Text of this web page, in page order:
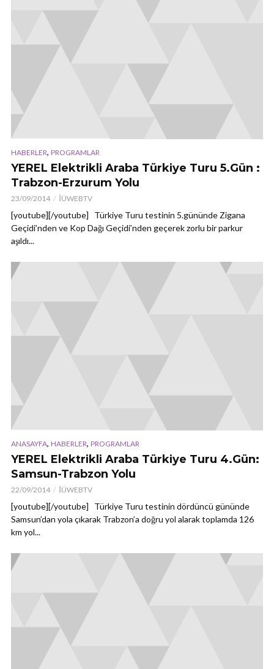
HABERLER, PROGRAMLAR
YEREL Elektrikli Araba Türkiye Turu 5.Gün :
Trabzon-Erzurum Yolu
23/09/2014 İÜWEBTV
[youtube][/youtube] Türkiye Turu testinin 5.gününde Zigana
Geçidi’nden ve Kop Dağı Geçidi’nden geçerek zorlu bir parkur
aşıldı...
ANASAYFA, HABERLER, PROGRAMLAR
YEREL Elektrikli Araba Türkiye Turu 4.Gün:
Samsun-Trabzon Yolu
22/09/2014 İÜWEBTV
[youtube][/youtube] Türkiye Turu testinin dördüncü gününde
Samsun’dan yola çıkarak Trabzon’a doğru yol alarak toplamda 126
km yol...